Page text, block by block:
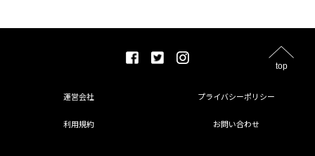
top
運営会社 プライバシーポリシー
利用規約 お問い合わせ